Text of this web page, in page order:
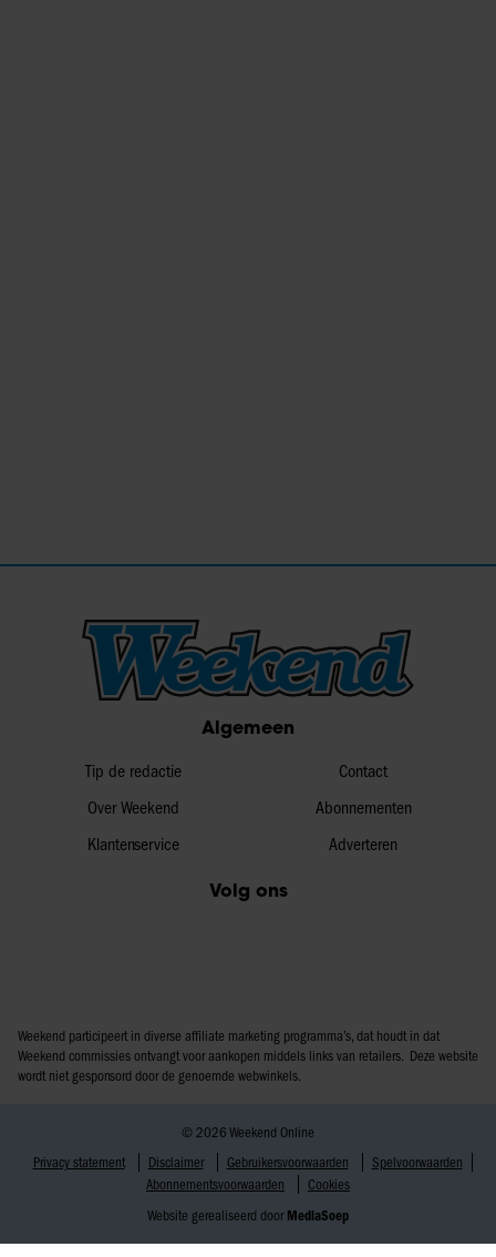
Algemeen
Tip de redactie
Over Weekend
Klantenservice
Contact
Abonnementen
Adverteren
Volg ons
Weekend participeert in diverse affiliate marketing programma’s, dat houdt in dat
Weekend commissies ontvangt voor aankopen middels links van retailers. Deze website
wordt niet gesponsord door de genoemde webwinkels.
© 2026 Weekend Online
Privacy statement
Disclaimer Gebruikersvoorwaarden
Spelvoorwaarden
Abonnementsvoorwaarden
Cookies
Website gerealiseerd door MediaSoep